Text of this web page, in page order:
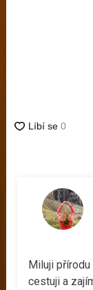
Miluji
cestuji a